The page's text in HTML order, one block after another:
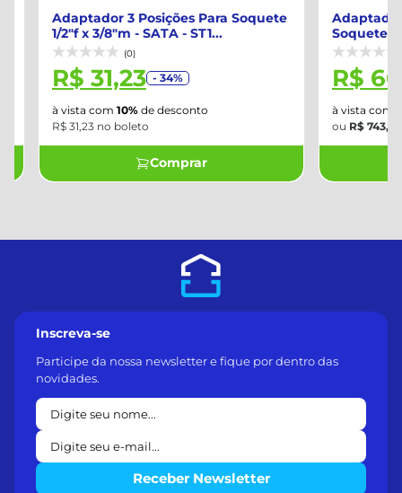
Adaptador 3 Posições Para Soquete
1/2"f x 3/8"m - SATA - ST1...
(0)
R$ 31,23 - 34%
à vista com10% de desconto
R$ 31,23 no boleto
Comprar
Adaptador
Soquete
(0)
R$
à vista com10%
R$ 743,40em
Inscreva-se
Participe da nossa newsletter e fique por dentro das
novidades.
Receber Newsletter